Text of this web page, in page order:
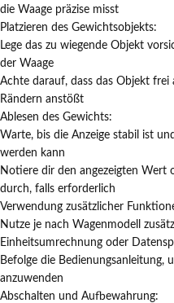
die Waage präzise misst
Platzieren des Gewichtsobjekts:
Lege das zu wiegende Objekt
der Waage
Achte darauf, dass das Objekt
Rändern anstößt
Ablesen des Gewichts:
Warte, bis die Anzeige stabil ist
werden kann
Notiere dir den angezeigten Wert
durch, falls erforderlich
Verwendung zusätzlicher
Nutze je nach Wagenmodell
Einheitsumrechnung oder
Befolge die Bedienungsanleitung,
anzuwenden
Abschalten und Aufbewahrung: